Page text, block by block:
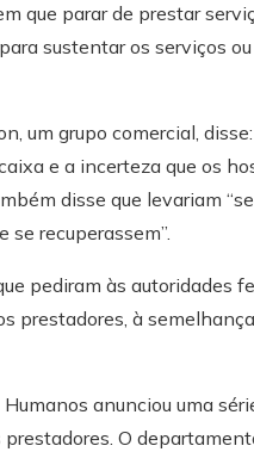
que parar de prestar
sustentar os serviços
um grupo comercial,
e a incerteza que os
disse que levariam
recuperassem”.
pediram às autoridades
prestadores, à
anunciou uma
O